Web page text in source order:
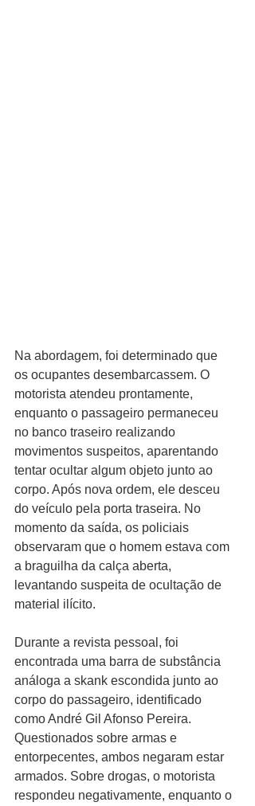
Na abordagem, foi determinado que
os ocupantes desembarcassem. O
motorista atendeu prontamente,
enquanto o passageiro permaneceu
no banco traseiro realizando
movimentos suspeitos, aparentando
tentar ocultar algum objeto junto ao
corpo. Após nova ordem, ele desceu
do veículo pela porta traseira. No
momento da saída, os policiais
observaram que o homem estava com
a braguilha da calça aberta,
levantando suspeita de ocultação de
material ilícito.
Durante a revista pessoal, foi
encontrada uma barra de substância
análoga a skank escondida junto ao
corpo do passageiro, identificado
como André Gil Afonso Pereira.
Questionados sobre armas e
entorpecentes, ambos negaram estar
armados. Sobre drogas, o motorista
respondeu negativamente, enquanto o